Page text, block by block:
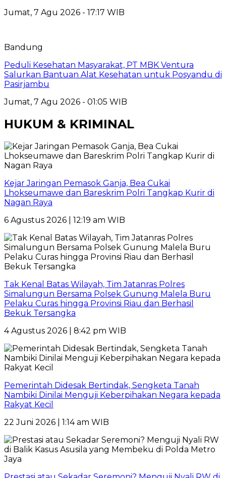
Jumat, 7 Agu 2026 - 17:17 WIB
Bandung
Peduli Kesehatan Masyarakat, PT MBK Ventura
Salurkan Bantuan Alat Kesehatan untuk Posyandu di
Pasirjambu
Jumat, 7 Agu 2026 - 01:05 WIB
HUKUM & KRIMINAL
Kejar Jaringan Pemasok Ganja, Bea Cukai
Lhokseumawe dan Bareskrim Polri Tangkap Kurir di
Nagan Raya
6 Agustus 2026 | 12:19 am WIB
Tak Kenal Batas Wilayah, Tim Jatanras Polres
Simalungun Bersama Polsek Gunung Malela Buru
Pelaku Curas hingga Provinsi Riau dan Berhasil
Bekuk Tersangka
4 Agustus 2026 | 8:42 pm WIB
Pemerintah Didesak Bertindak, Sengketa Tanah
Nambiki Dinilai Menguji Keberpihakan Negara kepada
Rakyat Kecil
22 Juni 2026 | 1:14 am WIB